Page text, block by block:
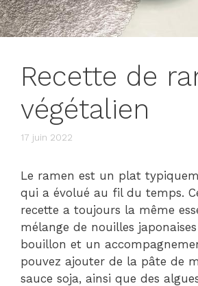
Recette de
végétalien
17 juin 2022
Le ramen est un plat
qui a évolué au fil du temps.
recette a toujours la même
mélange de nouilles
bouillon et un
pouvez ajouter de la pâte de
sauce soja, ainsi que des